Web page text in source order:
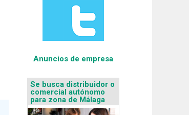
Anuncios de empresa
Se busca distribuidor o
comercial autónomo
para zona de Málaga